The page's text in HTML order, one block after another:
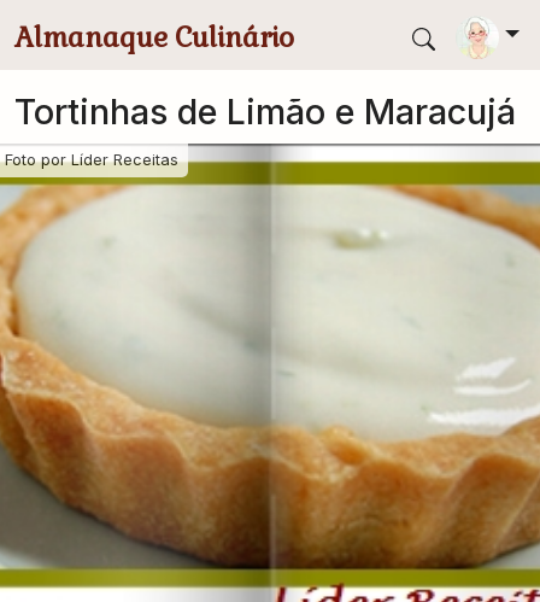
Almanaque Culinário
Tortinhas de Limão e Maracujá
Foto porLíder Receitas